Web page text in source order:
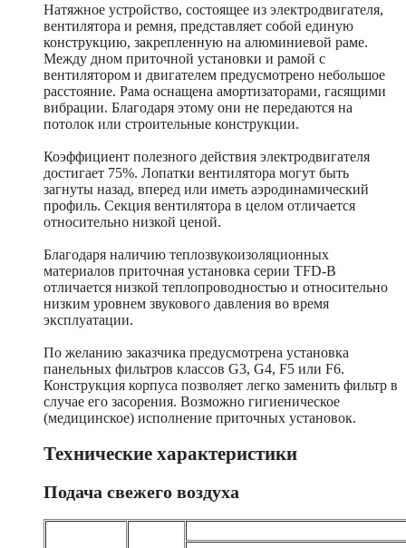
Натяжное устройство, состоящее из электродвигателя,
вентилятора и ремня, представляет собой единую
конструкцию, закрепленную на алюминиевой раме.
Между дном приточной установки и рамой с
вентилятором и двигателем предусмотрено небольшое
расстояние. Рама оснащена амортизаторами, гасящими
вибрации. Благодаря этому они не передаются на
потолок или строительные конструкции.
Коэффициент полезного действия электродвигателя
достигает 75%. Лопатки вентилятора могут быть
загнуты назад, вперед или иметь аэродинамический
профиль. Секция вентилятора в целом отличается
относительно низкой ценой.
Благодаря наличию теплозвукоизоляционных
материалов приточная установка серии TFD-B
отличается низкой теплопроводностью и относительно
низким уровнем звукового давления во время
эксплуатации.
По желанию заказчика предусмотрена установка
панельных фильтров классов G3, G4, F5 или F6.
Конструкция корпуса позволяет легко заменить фильтр в
случае его засорения. Возможно гигиеническое
(медицинское) исполнение приточных установок.
Технические характеристики
Подача свежего воздуха